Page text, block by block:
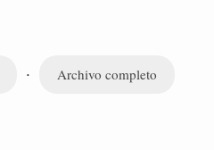
· Archivo completo